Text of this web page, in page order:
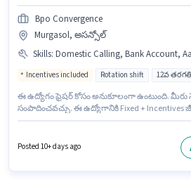
Bpo Convergence
Murgasol, అసన్సోల్
Skills: Domestic Calling, Bank Account, Aadhar
Incentives included Rotation shift 12వ
ఈ ఉద్యోగం ఫ్రెషర్ కోసం అనుకూలంగా ఉంటుంది. మీరు
సంపాదించవచ్చు. ఈ ఉద్యోగానికి Fixed + Incentives
వంటి నైపుణ్యాలు ఉండాలి. దరఖాస్తుదారులు కనీసం
సర్టిఫికెట్ కలిగి ఉండాలి. హిందీ, బెంగాలీ లో నైపుణ్యం
Posted 10+ days ago